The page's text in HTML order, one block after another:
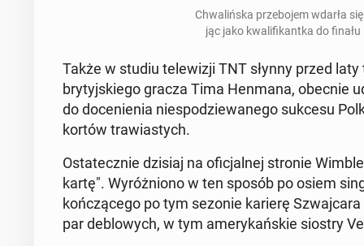
Chwa­liń­ska prze­bo­jem wdarła
jąc jako kwa­li­fi­kant­ka do
Także w studiu te­le­wi­zji TNT słynny przed
bry­tyj­skie­go gracza Tima Henmana, obecnie
do do­ce­nie­nia nie­spo­dzie­wa­ne­go sukcesu
kortów tra­wia­stych.
Osta­tecz­nie dzisiaj na ofi­cjal­nej stronie
kartę". Wy­róż­nio­no w ten sposób po osiem
koń­czą­ce­go po tym sezonie karierę
par de­blo­wych, w tym ame­ry­kań­skie siostry